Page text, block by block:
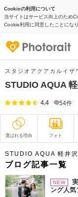
Cookieの利用について
当サイトはサービス向上のため
Cookie利用に同意したことにな
スタジオアクアカルイザ
STUDIO AQUA
4.4 54件
選ばれる理由 フォト
撮影レポート
オプション
STUDIO AQUA 軽井
ブログ記事一覧
NEW
ング人